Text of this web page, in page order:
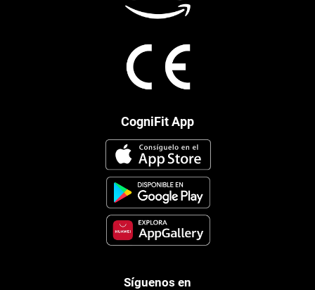
CogniFit App
Síguenos en